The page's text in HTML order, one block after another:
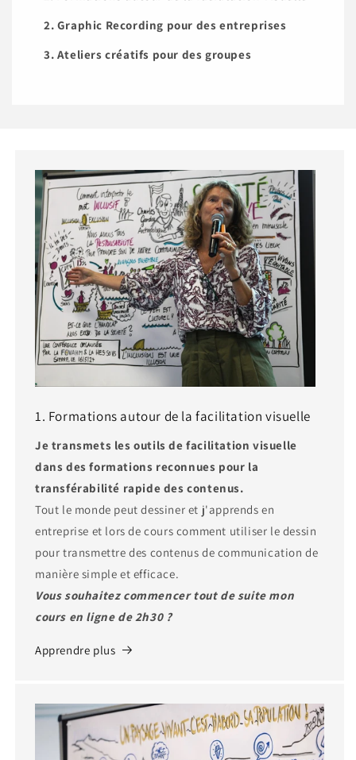
2. Graphic Recording pour des entreprises
3. Ateliers créatifs pour des groupes
1. Formations autour de la facilitation visuelle
Je transmets les outils de facilitation visuelle
dans des formations reconnues pour la
transférabilité rapide des contenus.
Tout le monde peut dessiner et j'apprends en
entreprise et lors de cours comment utiliser le dessin
pour transmettre des contenus de communication de
manière simple et efficace.
Vous souhaitez commencer tout de suite mon
cours en ligne de 2h30 ?
Apprendre plus